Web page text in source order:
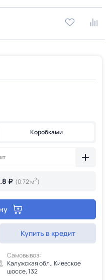
Коробками
₽ (0.72 м2)
Купить в кредит
Самовывоз:
Калужская обл., Киевское
шоссе, 132